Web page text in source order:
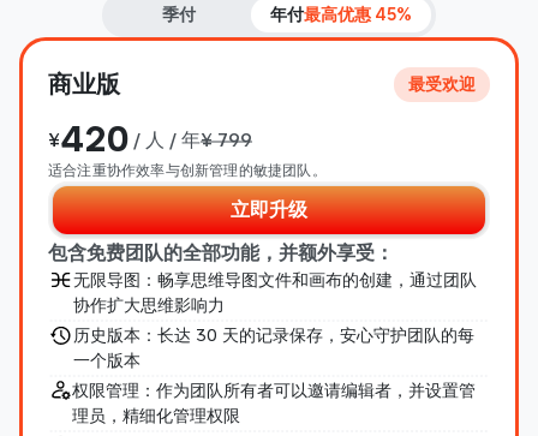
季付 年付最高优惠 45%
最受欢迎
商业版
¥420 / 人 / 年¥ 799
适合注重协作效率与创新管理的敏捷团队。
立即升级
包含免费团队的全部功能，并额外享受：
无限导图：畅享思维导图文件和画布的创建，通过团队
协作扩大思维影响力
历史版本：长达 30 天的记录保存，安心守护团队的每
一个版本
权限管理：作为团队所有者可以邀请编辑者，并设置管
理员，精细化管理权限